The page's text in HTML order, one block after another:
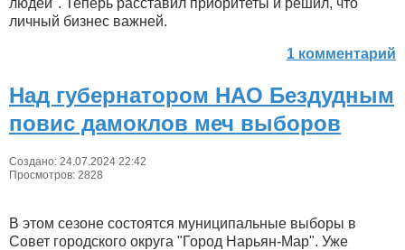
личный бизнес важней.
1 комментарий
Над губернатором НАО Бездудным
повис дамоклов меч выборов
Создано: 24.07.2024 22:42
Просмотров: 2828
В этом сезоне состоятся муниципальные выборы в
Совет городского округа "Город Нарьян-Мар". Уже